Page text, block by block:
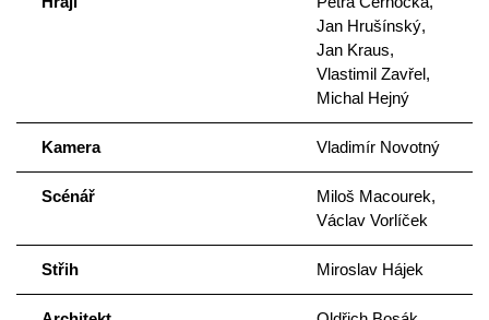
Jan Hrušínský,
Jan Kraus,
Vlastimil Zavřel,
Michal Hejný
Kamera Vladimír Novotný
Scénář
Miloš Macourek,
Václav Vorlíček
Střih Miroslav Hájek